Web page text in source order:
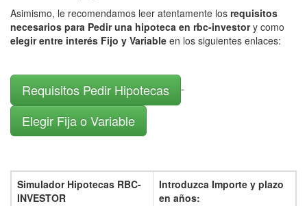
Asimismo, le recomendamos leer atentamente los requisitos
necesarios para Pedir una hipoteca en rbc-investory como
elegir entre interés Fijo y Variable en los siguientes enlaces:
Requisitos Pedir Hipotecas -
Elegir Fija o Variable
Simulador Hipotecas RBC-
INVESTOR
Introduzca Importe y plazo
en años: